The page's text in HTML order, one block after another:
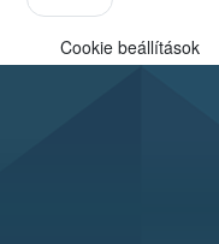
Cookie beállítások